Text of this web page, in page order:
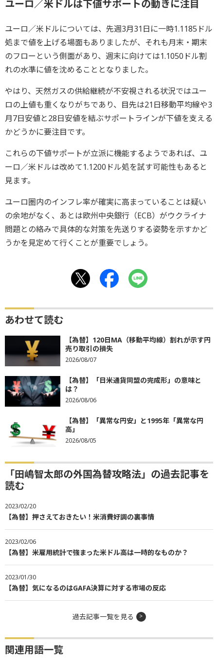
ユーロ／米ドルは下値サポートの動きに注目
ユーロ／米ドルについては、先週3月31日に一時1.1185ドル
処まで値を上げる場面もありましたが、それも月末・期末
のフローという側面があり、週末に向けては1.1050ドル割
れの水準に値を沈めることとなりました。
やはり、天然ガスの供給継続が不安視される状況ではユー
ロの上値も重くなりがちであり、目先は21日移動平均線や3
月7日安値と28日安値を結ぶサポートラインが下値を支える
かどうかに要注目です。
これらの下値サポートが立派に機能するようであれば、ユ
ーロ／米ドルは改めて1.1200ドル処を試す可能性もあると
見ます。
ユーロ圏内のインフレ率が確実に高まっていることは疑い
の余地がなく、あとは欧州中央銀行（ECB）がウクライナ
問題との絡みで具体的な対策を先送りする姿勢を示すかど
うかを見定めて行くことが重要でしょう。
あわせて読む
【為替】120日MA（移動平均線）割れが示す円
売り取引の損失
2026/08/07
【為替】「日米通貨同盟の完成形」の意味と
は？
2026/08/06
【為替】「異常な円安」と1995年「異常な円
高」
2026/08/05
「田嶋智太郎の外国為替攻略法」の過去記事を
読む
2023/02/20
【為替】押さえておきたい！米消費好調の裏事情
2023/02/06
【為替】米雇用統計で強まった米ドル高は一時的なものか？
2023/01/30
【為替】気になるのはGAFA決算に対する市場の反応
過去記事一覧を見る
関連用語一覧